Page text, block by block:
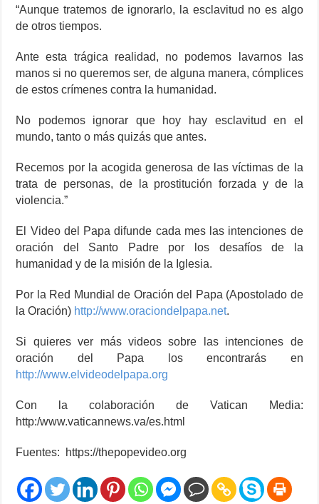
“Aunque tratemos de ignorarlo, la esclavitud no es algo
de otros tiempos.
Ante esta trágica realidad, no podemos lavarnos las
manos si no queremos ser, de alguna manera, cómplices
de estos crímenes contra la humanidad.
No podemos ignorar que hoy hay esclavitud en el
mundo, tanto o más quizás que antes.
Recemos por la acogida generosa de las víctimas de la
trata de personas, de la prostitución forzada y de la
violencia.”
El Video del Papa difunde cada mes las intenciones de
oración del Santo Padre por los desafíos de la
humanidad y de la misión de la Iglesia.
Por la Red Mundial de Oración del Papa (Apostolado de
la Oración) http://www.oraciondelpapa.net.
Si quieres ver más videos sobre las intenciones de
oración del Papa los encontrarás en
http://www.elvideodelpapa.org
Con la colaboración de Vatican Media:
http:/www.vaticannews.va/es.html
Fuentes: https://thepopevideo.org